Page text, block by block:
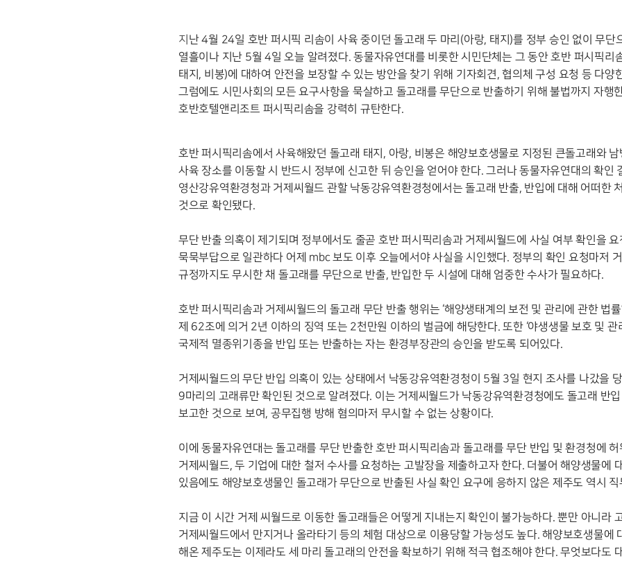
지난 4월 24일 호반 퍼시픽 리솜이 사육 중이던 돌고래 두 마리(아랑, 태지)를 정부 승인 없이 무단
열흘이나 지난 5월 4일 오늘 알려졌다. 동물자유연대를 비롯한 시민단체는 그 동안 호반 퍼시픽리
태지, 비봉)에 대하여 안전을 보장할 수 있는 방안을 찾기 위해 기자회견, 협의체 구성 요청 등 다양
그럼에도 시민사회의 모든 요구사항을 묵살하고 돌고래를 무단으로 반출하기 위해 불법까지 자행
호반호텔앤리조트 퍼시픽리솜을 강력히 규탄한다.
호반 퍼시픽리솜에서 사육해왔던 돌고래 태지, 아랑, 비봉은 해양보호생물로 지정된 큰돌고래와
사육 장소를 이동할 시 반드시 정부에 신고한 뒤 승인을 얻어야 한다. 그러나 동물자유연대의 확인
영산강유역환경청과 거제씨월드 관할 낙동강유역환경청에서는 돌고래 반출, 반입에 대해 어떠한
것으로 확인됐다.
무단 반출 의혹이 제기되며 정부에서도 줄곧 호반 퍼시픽리솜과 거제씨월드에 사실 여부 확인을
묵묵부답으로 일관하다 어제 mbc 보도 이후 오늘에서야 사실을 시인했다. 정부의 확인 요청마저
규정까지도 무시한 채 돌고래를 무단으로 반출, 반입한 두 시설에 대해 엄중한 수사가 필요하다.
호반 퍼시픽리솜과 거제씨월드의 돌고래 무단 반출 행위는 ‘해양생태계의 보전 및 관리에 관한 법
제 62조에 의거 2년 이하의 징역 또는 2천만원 이하의 벌금에 해당한다. 또한 ‘야생생물 보호 및 관
국제적 멸종위기종을 반입 또는 반출하는 자는 환경부장관의 승인을 받도록 되어있다.
거제씨월드의 무단 반입 의혹이 있는 상태에서 낙동강유역환경청이 5월 3일 현지 조사를 나갔을
9마리의 고래류만 확인된 것으로 알려졌다. 이는 거제씨월드가 낙동강유역환경청에도 돌고래 반
보고한 것으로 보여, 공무집행 방해 혐의마저 무시할 수 없는 상황이다.
이에 동물자유연대는 돌고래를 무단 반출한 호반 퍼시픽리솜과 돌고래를 무단 반입 및 환경청에
거제씨월드, 두 기업에 대한 철저 수사를 요청하는 고발장을 제출하고자 한다. 더불어 해양생물에
있음에도 해양보호생물인 돌고래가 무단으로 반출된 사실 확인 요구에 응하지 않은 제주도 역시
지금 이 시간 거제 씨월드로 이동한 돌고래들은 어떻게 지내는지 확인이 불가능하다. 뿐만 아니라
거제씨월드에서 만지거나 올라타기 등의 체험 대상으로 이용당할 가능성도 높다. 해양보호생물에
해온 제주도는 이제라도 세 마리 돌고래의 안전을 확보하기 위해 적극 협조해야 한다. 무엇보다도